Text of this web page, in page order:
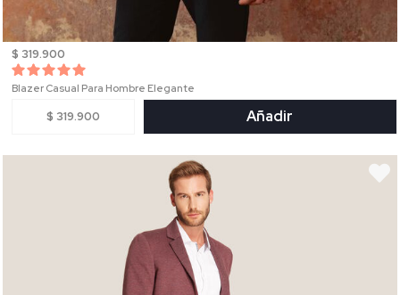
$ 319.900
Blazer Casual Para Hombre Elegante
$ 319.900 Añadir